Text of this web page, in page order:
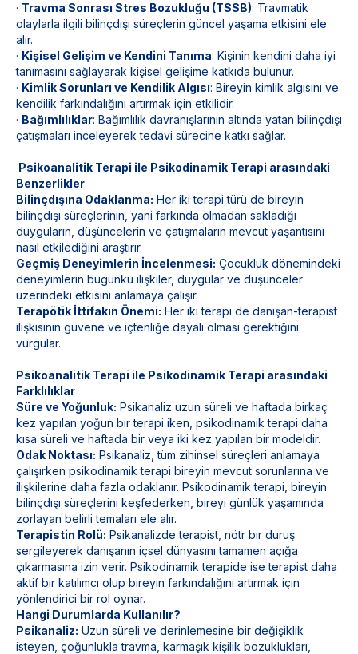
· Travma Sonrası Stres Bozukluğu (TSSB): Travmatik
olaylarla ilgili bilinçdışı süreçlerin güncel yaşama etkisini ele
alır.
· Kişisel Gelişim ve Kendini Tanıma: Kişinin kendini daha iyi
tanımasını sağlayarak kişisel gelişime katkıda bulunur.
· Kimlik Sorunları ve Kendilik Algısı: Bireyin kimlik algısını ve
kendilik farkındalığını artırmak için etkilidir.
· Bağımlılıklar: Bağımlılık davranışlarının altında yatan bilinçdışı
çatışmaları inceleyerek tedavi sürecine katkı sağlar.
Psikoanalitik Terapi ile Psikodinamik Terapi arasındaki
Benzerlikler
Bilinçdışına Odaklanma: Her iki terapi türü de bireyin
bilinçdışı süreçlerinin, yani farkında olmadan sakladığı
duyguların, düşüncelerin ve çatışmaların mevcut yaşantısını
nasıl etkilediğini araştırır.
Geçmiş Deneyimlerin İncelenmesi: Çocukluk dönemindeki
deneyimlerin bugünkü ilişkiler, duygular ve düşünceler
üzerindeki etkisini anlamaya çalışır.
Terapötik İttifakın Önemi: Her iki terapi de danışan-terapist
ilişkisinin güvene ve içtenliğe dayalı olması gerektiğini
vurgular.
Psikoanalitik Terapi ile Psikodinamik Terapi arasındaki
Farklılıklar
Süre ve Yoğunluk: Psikanaliz uzun süreli ve haftada birkaç
kez yapılan yoğun bir terapi iken, psikodinamik terapi daha
kısa süreli ve haftada bir veya iki kez yapılan bir modeldir.
Odak Noktası: Psikanaliz, tüm zihinsel süreçleri anlamaya
çalışırken psikodinamik terapi bireyin mevcut sorunlarına ve
ilişkilerine daha fazla odaklanır. Psikodinamik terapi, bireyin
bilinçdışı süreçlerini keşfederken, bireyi günlük yaşamında
zorlayan belirli temaları ele alır.
Terapistin Rolü: Psikanalizde terapist, nötr bir duruş
sergileyerek danışanın içsel dünyasını tamamen açığa
çıkarmasına izin verir. Psikodinamik terapide ise terapist daha
aktif bir katılımcı olup bireyin farkındalığını artırmak için
yönlendirici bir rol oynar.
Hangi Durumlarda Kullanılır?
Psikanaliz: Uzun süreli ve derinlemesine bir değişiklik
isteyen, çoğunlukla travma, karmaşık kişilik bozuklukları,